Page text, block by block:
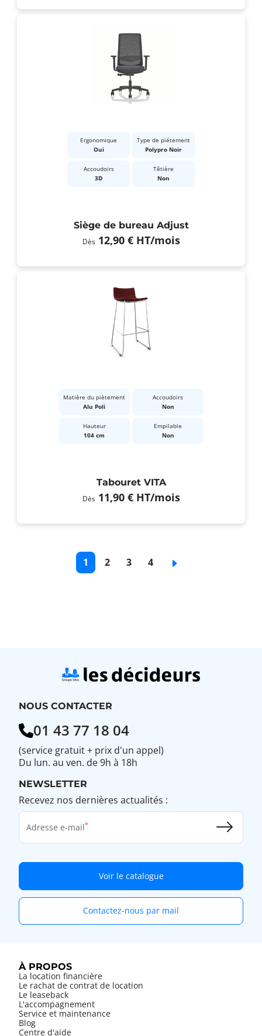
Ergonomique
Oui
Type de piétement
Polypro Noir
Accoudoirs
3D
Têtière
Non
Siège de bureau Adjust
Dès 12,90 € HT/mois
Matière du piètement
Alu Poli
Accoudoirs
Non
Hauteur
104 cm
Empilable
Non
Tabouret VITA
Dès 11,90 € HT/mois
Page
courante
1
Page
2
Page
3
Page
4
Page
NOUS CONTACTER
01 43 77 18 04
(service gratuit + prix d'un appel)
Du lun. au ven. de 9h à 18h
NEWSLETTER
Recevez nos dernières actualités :
Adresse e-mail
Voir le catalogue
Contactez-nous par mail
À PROPOS
La location financière
Le rachat de contrat de location
Le leaseback
L'accompagnement
Service et maintenance
Blog
Centre d'aide